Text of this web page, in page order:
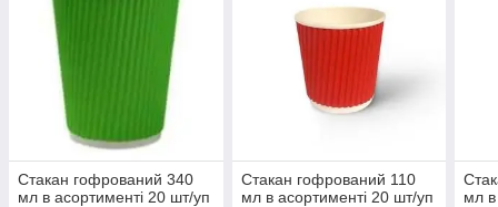
Стакан гофрований 340
мл в асортименті 20 шт/уп
Стакан гофрований 110
мл в асортименті 20 шт/уп
мл в